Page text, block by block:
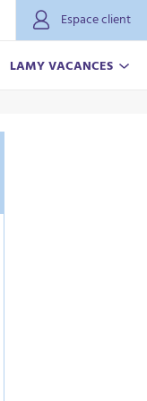
Espace client
LAMY VACANCES